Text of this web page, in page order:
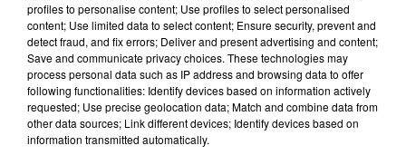
profiles to personalise content; Use profiles to select personalised
content; Use limited data to select content; Ensure security, prevent and
detect fraud, and fix errors; Deliver and present advertising and content;
Save and communicate privacy choices. These technologies may
process personal data such as IP address and browsing data to offer
following functionalities: Identify devices based on information actively
requested; Use precise geolocation data; Match and combine data from
other data sources; Link different devices; Identify devices based on
information transmitted automatically.